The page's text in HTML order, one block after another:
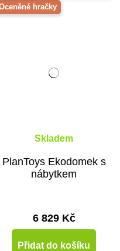
hračky
Skladem
PlanToys Ekodomek s
nábytkem
6 829 Kč
Přidat do košíku